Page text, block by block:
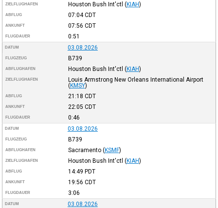
ZIELFLUGHAFEN Houston Bush Int'ctl (KIAH)
ABFLUG 07:04CDT
ANKUNFT 07:56 CDT
FLUGDAUER 0:51
DATUM 03.08.2026
FLUGZEUG B739
ABFLUGHAFEN Houston Bush Int'ctl (KIAH)
ZIELFLUGHAFEN
Louis Armstrong New Orleans International Airport
(KMSY)
ABFLUG 21:18 CDT
ANKUNFT 22:05 CDT
FLUGDAUER 0:46
DATUM 03.08.2026
FLUGZEUG B739
ABFLUGHAFEN Sacramento (KSMF)
ZIELFLUGHAFEN Houston Bush Int'ctl (KIAH)
ABFLUG 14:49 PDT
ANKUNFT 19:56 CDT
FLUGDAUER 3:06
DATUM 03.08.2026